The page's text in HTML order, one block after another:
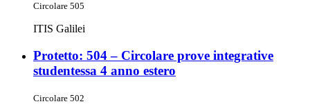
Circolare 505
ITIS Galilei
Protetto: 504 – Circolare prove integrative
studentessa 4 anno estero
Circolare 502